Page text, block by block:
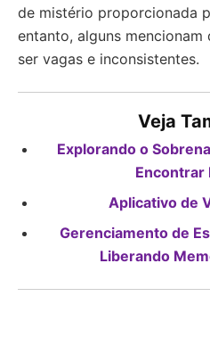
de mistério proporcionada
entanto, alguns
ser vagas e inconsistentes.
Veja
Explorando o
Encontrar
Aplicativo de
Gerenciamento de
Liberando